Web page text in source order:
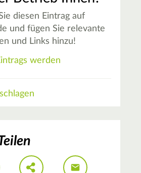
diesen Eintrag auf
und fügen Sie relevante
und Links hinzu!
werden